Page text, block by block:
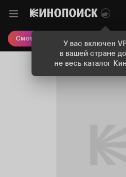
У вас включен
в вашей стране
не весь каталог
Смотреть кино Онлайн-